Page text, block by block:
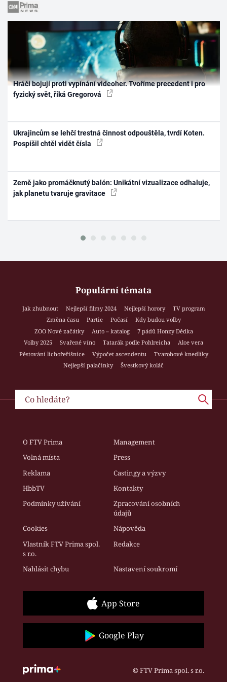
Hráči bojují proti vypínání videoher. Tvoříme precedent i pro
fyzický svět, říká Gregorová
Ukrajincům se lehčí trestná činnost odpouštěla, tvrdí Koten.
Pospíšil chtěl vidět čísla
Země jako promáčknutý balón: Unikátní vizualizace odhaluje,
jak planetu tvaruje gravitace
Populární témata
Jak zhubnout Nejlepší filmy 2024 Nejlepší horory
TV program
Změna času
Partie Počasí
Kdy budou volby
ZOO Nové začátky
Auto – katalog
7 pádů Honzy Dědka
Volby 2025
Svařené víno Tatarák podle Pohlreicha
Aloe vera
Pěstování lichořeřišnice
Výpočet ascendentu
Tvarohové knedlíky
Nejlepší palačinky
Švestkový koláč
O FTV Prima
Management
Volná místa
Press
Reklama
Castingy a výzvy
HbbTV
Kontakty
Podmínky užívání
Zpracování osobních
údajů
Cookies
Nápověda
Vlastník FTV Prima spol.
s r.o.
Redakce
Nahlásit chybu Nastavení soukromí
App Store
Google Play
© FTV Prima spol. s r.o.